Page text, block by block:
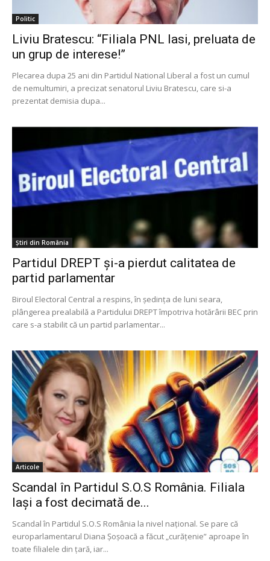
Politic
Liviu Bratescu: “Filiala PNL Iasi, preluata de
un grup de interese!”
Plecarea dupa 25 ani din Partidul National Liberal a fost un cumul
de nemultumiri, a precizat senatorul Liviu Bratescu, care si-a
prezentat demisia dupa...
Știri din România
Partidul DREPT și-a pierdut calitatea de
partid parlamentar
Biroul Electoral Central a respins, în ședința de luni seara,
plângerea prealabilă a Partidului DREPT împotriva hotărârii BEC prin
care s-a stabilit că un partid parlamentar...
Articole
Scandal în Partidul S.O.S România. Filiala
Iași a fost decimată de...
Scandal în Partidul S.O.S România la nivel național. Se pare că
europarlamentarul Diana Șoșoacă a făcut „curățenie” aproape în
toate filialele din țară, iar...